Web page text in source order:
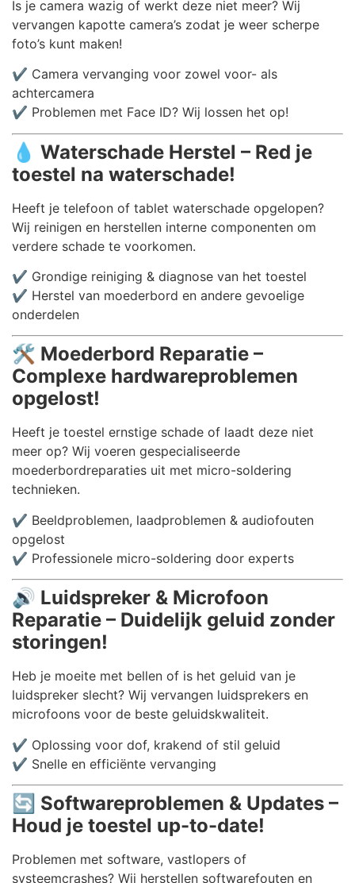
Is je camera wazig of werkt deze niet meer? Wij
vervangen kapotte camera’s zodat je weer scherpe
foto’s kunt maken!
✔️ Camera vervanging voor zowel voor- als
achtercamera
✔️ Problemen met Face ID? Wij lossen het op!
💧 Waterschade Herstel – Red je
toestel na waterschade!
Heeft je telefoon of tablet waterschade opgelopen?
Wij reinigen en herstellen interne componenten om
verdere schade te voorkomen.
✔️ Grondige reiniging & diagnose van het toestel
✔️ Herstel van moederbord en andere gevoelige
onderdelen
🛠️ Moederbord Reparatie –
Complexe hardwareproblemen
opgelost!
Heeft je toestel ernstige schade of laadt deze niet
meer op? Wij voeren gespecialiseerde
moederbordreparaties uit met micro-soldering
technieken.
✔️ Beeldproblemen, laadproblemen & audiofouten
opgelost
✔️ Professionele micro-soldering door experts
🔊 Luidspreker & Microfoon
Reparatie – Duidelijk geluid zonder
storingen!
Heb je moeite met bellen of is het geluid van je
luidspreker slecht? Wij vervangen luidsprekers en
microfoons voor de beste geluidskwaliteit.
✔️ Oplossing voor dof, krakend of stil geluid
✔️ Snelle en efficiënte vervanging
🔄 Softwareproblemen & Updates –
Houd je toestel up-to-date!
Problemen met software, vastlopers of
systeemcrashes? Wij herstellen softwarefouten en